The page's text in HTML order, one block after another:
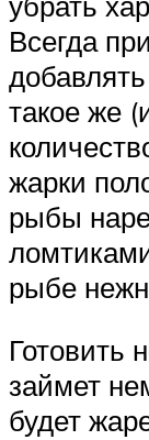
Всегда
такое же
жарки
рыбы
рыбе
Готовить
займет
будет